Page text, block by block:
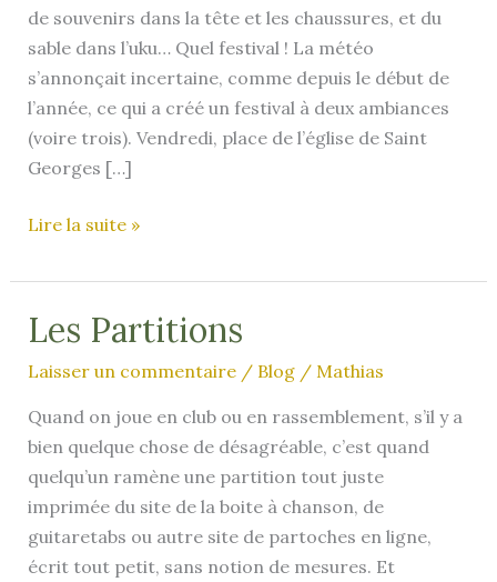
de souvenirs dans la tête et les chaussures, et du
sable dans l’uku… Quel festival ! La météo
s’annonçait incertaine, comme depuis le début de
l’année, ce qui a créé un festival à deux ambiances
(voire trois). Vendredi, place de l’église de Saint
Georges […]
Du
dans
l’uku
–
Festival
Meschers
Lire la suite »
Les Partitions
Laisser un commentaire / Blog/ Mathias
Quand on joue en club ou en rassemblement, s’il y a
bien quelque chose de désagréable, c’est quand
quelqu’un ramène une partition tout juste
imprimée du site de la boite à chanson, de
guitaretabs ou autre site de partoches en ligne,
écrit tout petit, sans notion de mesures. Et